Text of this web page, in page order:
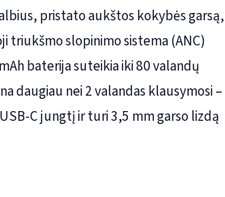
pristato aukštos kokybės garsą,
triukšmo slopinimo sistema (ANC)
baterija suteikia iki 80 valandų
daugiau nei 2 valandas klausymosi –
C jungtį ir turi 3,5 mm garso lizdą